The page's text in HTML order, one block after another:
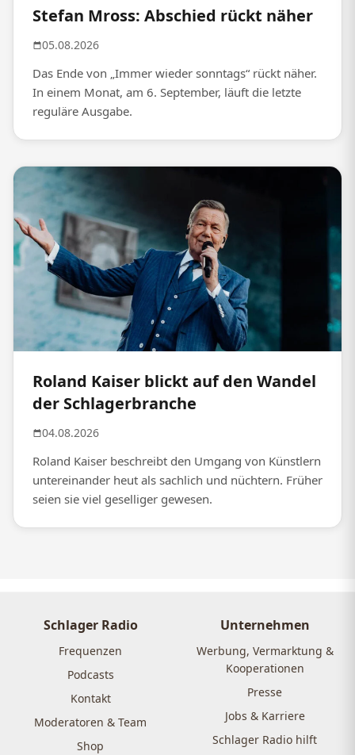
Stefan Mross: Abschied rückt näher
05.08.2026
Das Ende von „Immer wieder sonntags“ rückt näher.
In einem Monat, am 6. September, läuft die letzte
reguläre Ausgabe.
Roland Kaiser blickt auf den Wandel
der Schlagerbranche
04.08.2026
Roland Kaiser beschreibt den Umgang von Künstlern
untereinander heut als sachlich und nüchtern. Früher
seien sie viel geselliger gewesen.
Schlager Radio
Frequenzen
Podcasts
Kontakt
Moderatoren & Team
Shop
Unternehmen
Werbung, Vermarktung &
Kooperationen
Presse
Jobs & Karriere
Schlager Radio hilft